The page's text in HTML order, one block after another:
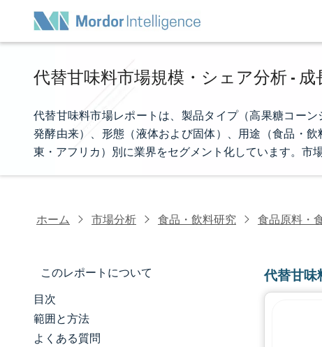
代替甘味料市場規模・シェア分析 -
代替甘味料市場レポートは、製品タイプ（高果糖コー
発酵由来）、形態（液体および固体）、用途（食品・
東・アフリカ）別に業界をセグメント化しています。市
ホーム 市場分析 食品・飲料研究 食品原料・
このレポートについて
市場規模とシェア
市場分析
目次
範囲と方法
よくある質問
代替甘味